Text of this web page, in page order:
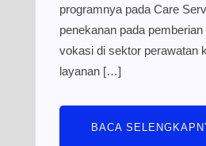
programnya pada Care
penekanan pada
vokasi di sektor perawatan
layanan […]
BACA